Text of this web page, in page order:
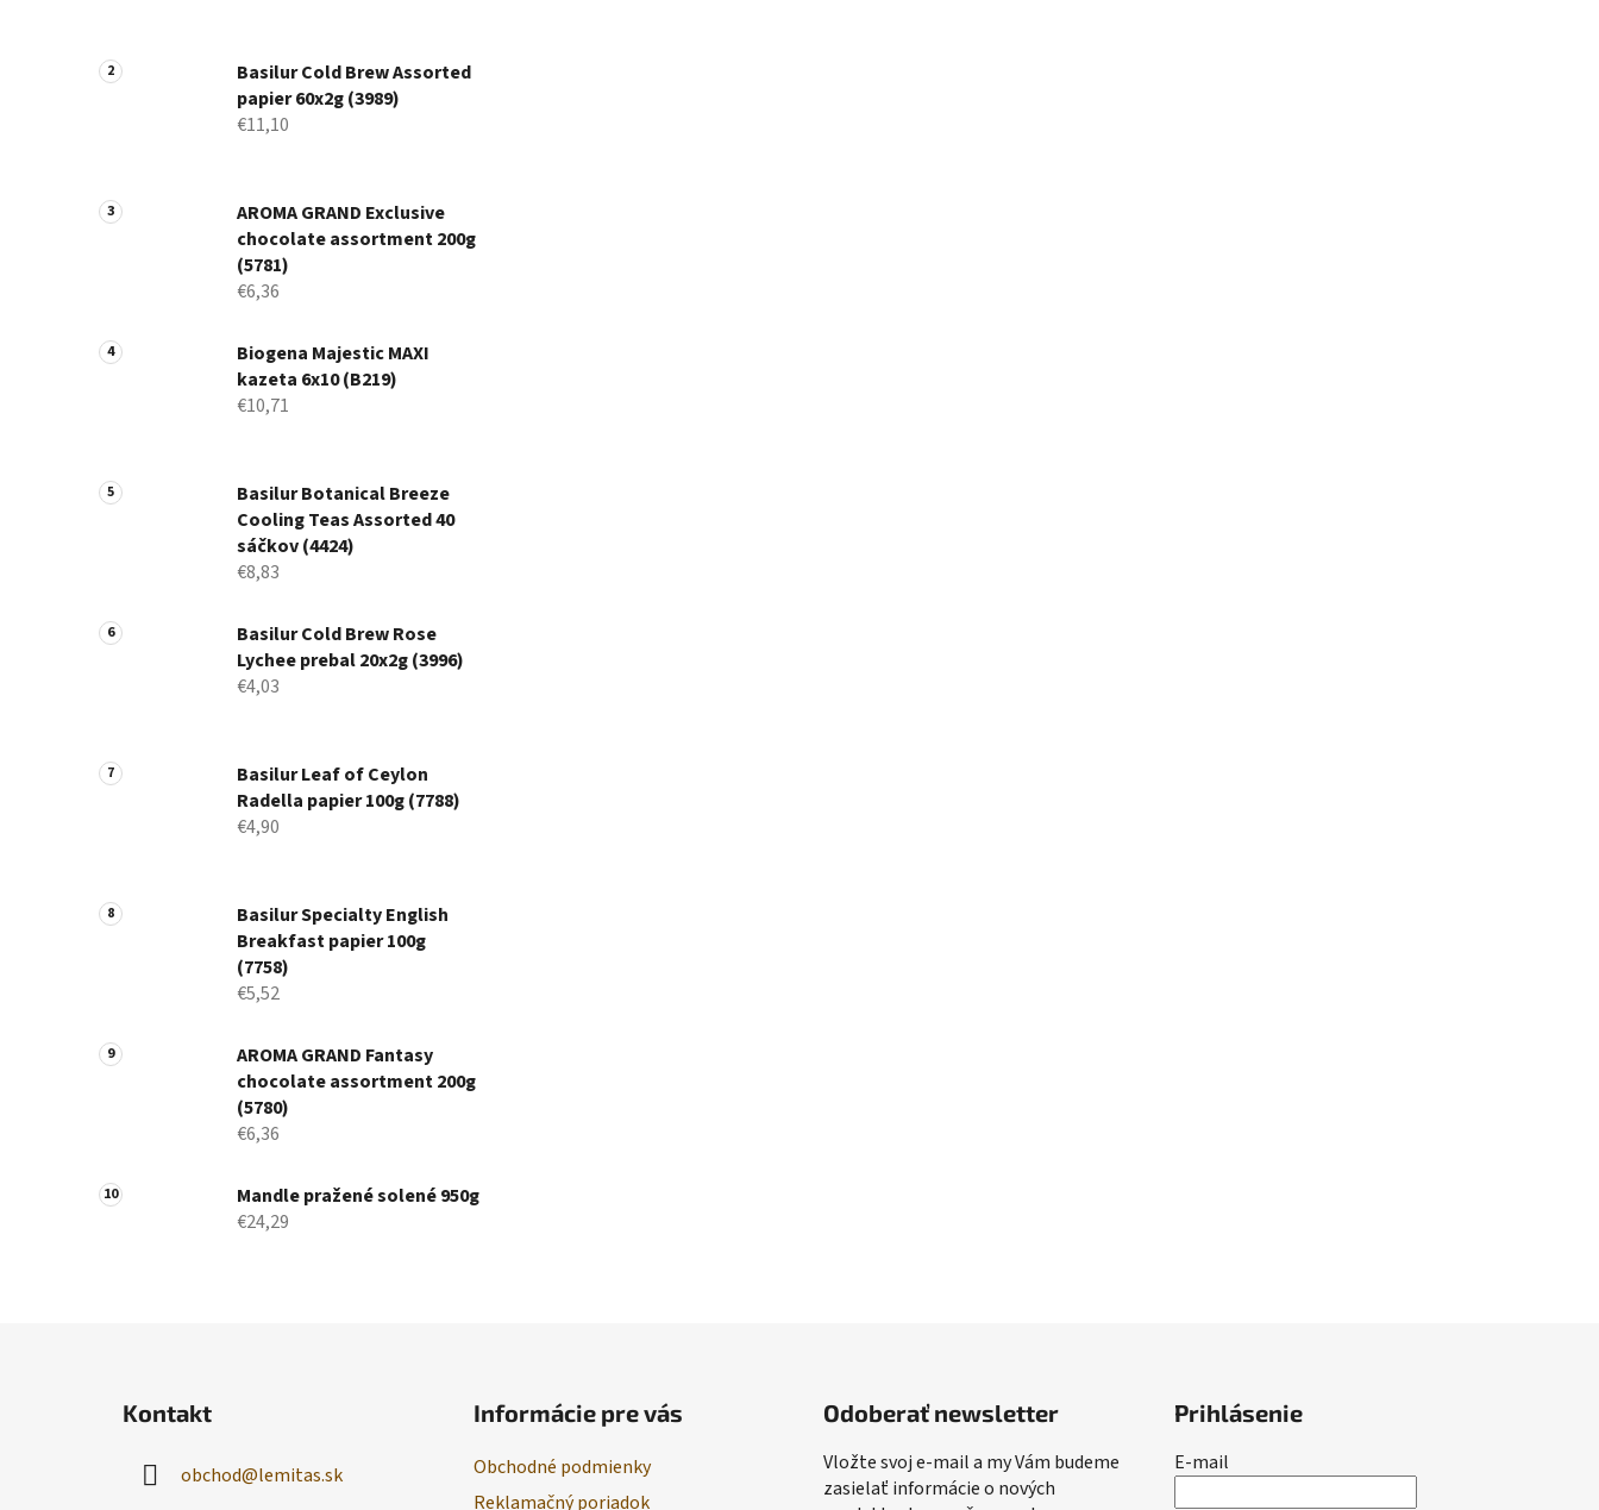
Basilur Cold Brew Assorted
papier 60x2g (3989)
€11,10
AROMA GRAND Exclusive
chocolate assortment 200g
(5781)
€6,36
Biogena Majestic MAXI
kazeta 6x10 (B219)
€10,71
Basilur Botanical Breeze
Cooling Teas Assorted 40
sáčkov (4424)
€8,83
Basilur Cold Brew Rose
Lychee prebal 20x2g (3996)
€4,03
Basilur Leaf of Ceylon
Radella papier 100g (7788)
€4,90
Basilur Specialty English
Breakfast papier 100g
(7758)
€5,52
AROMA GRAND Fantasy
chocolate assortment 200g
(5780)
€6,36
Mandle pražené solené 950g
€24,29
Kontakt
obchod@lemitas.sk
Informácie pre vás
Obchodné podmienky
Reklamačný poriadok
Odoberať newsletter
Vložte svoj e-mail a my Vám budeme
zasielať informácie o nových
Prihlásenie
E-mail